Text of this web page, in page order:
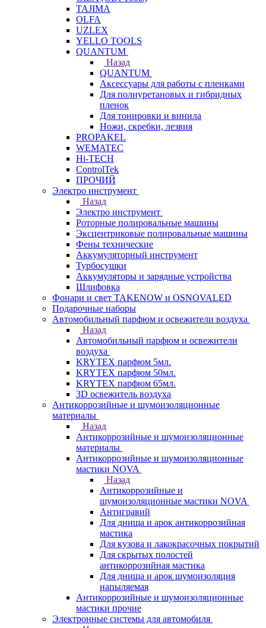
TAJIMA
OLFA
UZLEX
YELLO TOOLS
QUANTUM
Назад
QUANTUM
Аксессуары для работы с пленками
Для полиуретановых и гибридных
пленок
Для тонировки и винила
Ножи, скребки, лезвия
PROPAKEL
WEMATEC
Hi-TECH
ControlTek
ПРОЧИЙ
Электро инструмент
Назад
Электро инструмент
Роторные полировальные машины
Эксцентриковые полировальные машины
Фены технические
Аккумуляторный инструмент
Турбосушки
Аккумуляторы и зарядные устройства
Шлифовка
Фонари и свет TAKENOW и OSNOVALED
Подарочные наборы
Автомобильный парфюм и освежители воздуха
Назад
Автомобильный парфюм и освежители
воздуха
KRYTEX парфюм 5мл.
KRYTEX парфюм 50мл.
KRYTEX парфюм 65мл.
3D освежитель воздуха
Антикоррозийные и шумоизоляционные
материалы
Назад
Антикоррозийные и шумоизоляционные
материалы
Антикоррозийные и шумоизоляционные
мастики NOVA
Назад
Антикоррозийные и
шумоизоляционные мастики NOVA
Антигравий
Для днища и арок антикоррозийная
мастика
Для кузова и лакокрасочных покрытий
Для скрытых полостей
антикоррозийная мастика
Для днища и арок шумоизоляция
напыляемая
Антикоррозийные и шумоизоляционные
мастики прочие
Электронные системы для автомобиля